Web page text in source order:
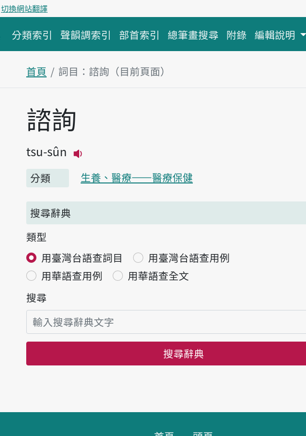
切換網站翻譯
分類索引 聲韻調索引 部首索引 總筆畫搜尋 附錄 編輯說明
首頁 詞目：諮詢（目前頁面）
主內容區塊
諮詢
tsu-sûn
分類
生養、醫療——醫療保健
搜尋辭典
類型
用臺灣台語查詞目
用臺灣台語查用例
用華語查用例
用華語查全文
搜尋
搜尋辭典